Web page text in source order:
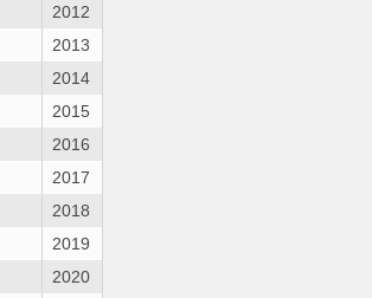
2012
2013
2014
2015
2016
2017
2018
2019
2020